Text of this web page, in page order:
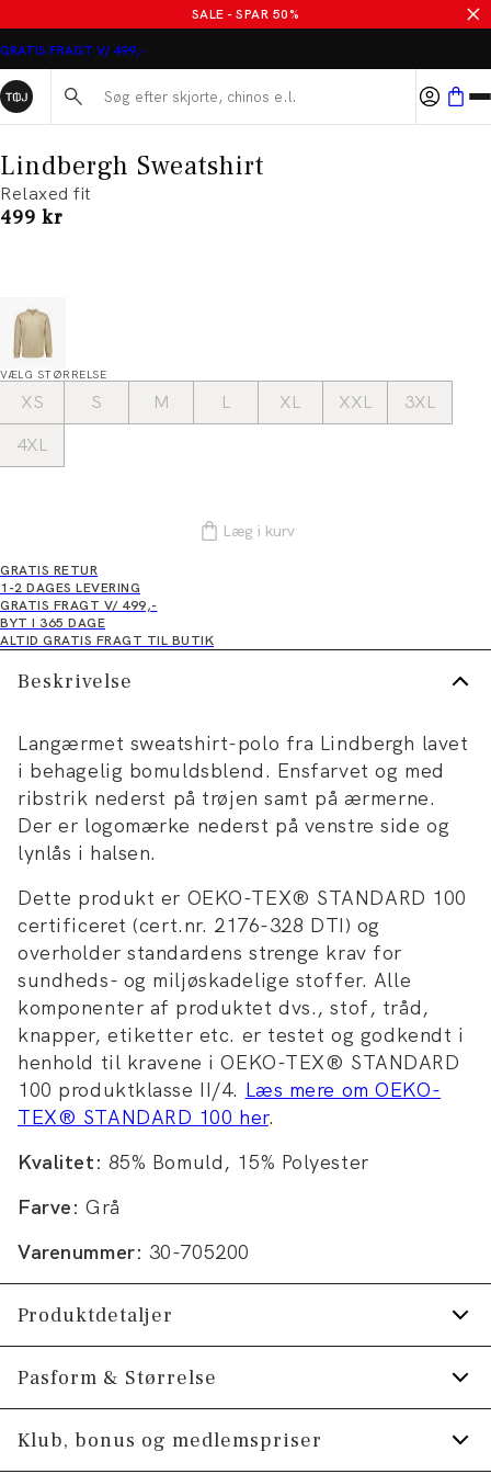
SALE - SPAR 50%
GRATIS FRAGT V/ 499,-
Søg her...
Lindbergh Sweatshirt
Relaxed fit
I alt (inkl. rabat)
499 kr
VÆLG STØRRELSE
XS S M L XL XXL
3XL
4XL
Læg i kurv
GRATIS RETUR
1-2 DAGES LEVERING
GRATIS FRAGT V/ 499,-
BYT I 365 DAGE
ALTID GRATIS FRAGT TIL BUTIK
Beskrivelse
Langærmet sweatshirt-polo fra Lindbergh lavet
i behagelig bomuldsblend. Ensfarvet og med
ribstrik nederst på trøjen samt på ærmerne.
Der er logomærke nederst på venstre side og
lynlås i halsen.
Dette produkt er OEKO-TEX® STANDARD 100
certificeret (cert.nr. 2176-328 DTI) og
overholder standardens strenge krav for
sundheds- og miljøskadelige stoffer. Alle
komponenter af produktet dvs., stof, tråd,
knapper, etiketter etc. er testet og godkendt i
henhold til kravene i OEKO-TEX® STANDARD
100 produktklasse II/4. Læs mere om OEKO-
TEX® STANDARD 100 her.
Kvalitet: 85% Bomuld, 15% Polyester
Farve: Grå
Varenummer: 30-705200
Produktdetaljer
Med almindelig krave.
Fremstillet i behagelig bomuldsblend.
Lynlås i halsen.
Pasform & Størrelse
Fit:Relaxed fit
Klub, bonus og medlemspriser